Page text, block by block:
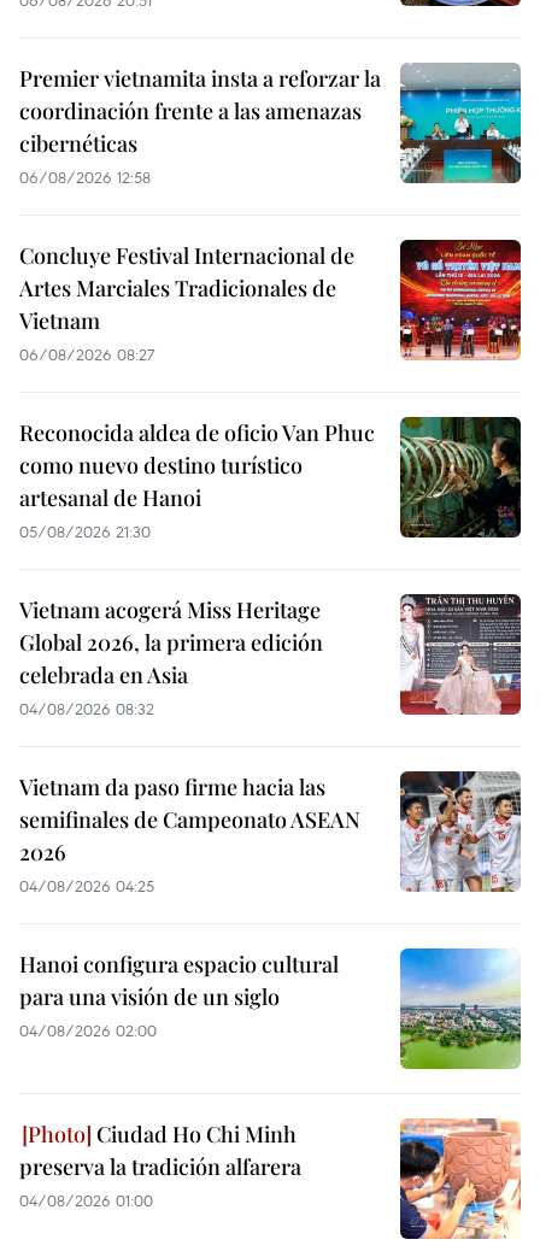
Premier vietnamita insta a reforzar la
coordinación frente a las amenazas
cibernéticas
06/08/2026 12:58
Concluye Festival Internacional de
Artes Marciales Tradicionales de
Vietnam
06/08/2026 08:27
Reconocida aldea de oficio Van Phuc
como nuevo destino turístico
artesanal de Hanoi
05/08/2026 21:30
Vietnam acogerá Miss Heritage
Global 2026, la primera edición
celebrada en Asia
04/08/2026 08:32
Vietnam da paso firme hacia las
semifinales de Campeonato ASEAN
2026
04/08/2026 04:25
Hanoi configura espacio cultural
para una visión de un siglo
04/08/2026 02:00
Ciudad Ho Chi Minh
preserva la tradición alfarera
04/08/2026 01:00